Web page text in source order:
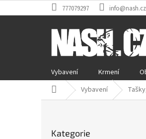
na
777079297 info@nash.cz
Vybavení Krmení
Domů Vybavení
kategorie
Kategorie